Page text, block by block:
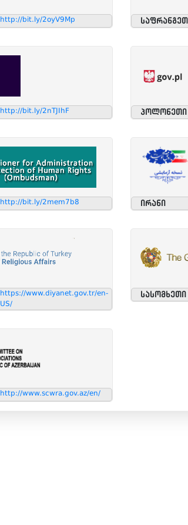
http://bit.ly/2oyV9Mp
http://bit.ly/2nTJIhF პოლონეთი
http://bit.ly/2mem7b8 ირანი
https://www.diyanet.gov.tr/en-
US/
სასომხეთი
http://www.scwra.gov.az/en/